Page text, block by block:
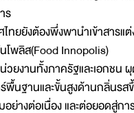
ร
ไทยยังต้องพึ่งพานำเข้าสา
โพลิส(Food Innopolis)
วยงานทั้งภาครัฐและเอกชน
พื้นฐานและขั้นสูงด้านกลิ่นรส
อย่างต่อเนื่อง และต่อยอดสู่